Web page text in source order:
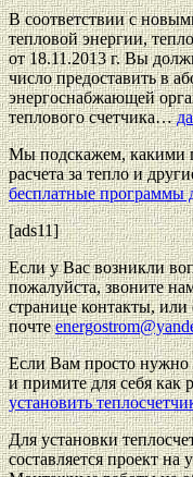
В соответствии с
тепловой энергии,
от 18.11.2013 г. Вы
число предоставить в
энергоснабжающей
теплового счетчика…
Мы подскажем, какими
расчета за тепло и
бесплатные программы
[ads11]
Если у Вас возникли
пожалуйста, звоните
странице контакты,
почте
Если Вам просто нужно
и примите для себя
установить
Для установки
составляется проект